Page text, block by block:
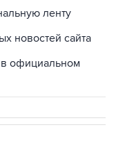
ленту
новостей сайта
в официальном